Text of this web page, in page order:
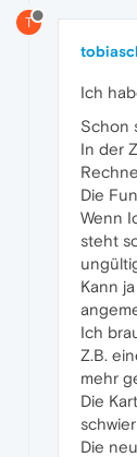
T
Ich
Schon
In der
Die
Wenn
steht
Kann
Ich
Z.B.
mehr
Die
Die